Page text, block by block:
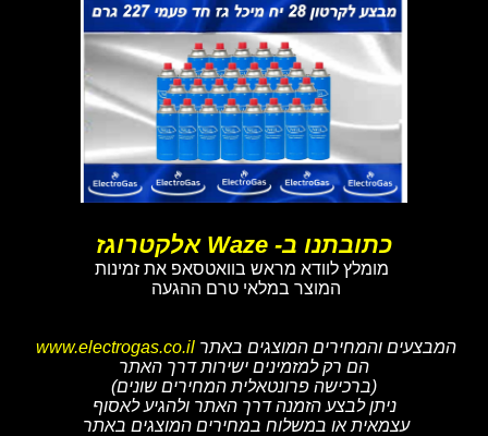
כתובתנו ב- Waze אלקטרוגז
מומלץ לוודא מראש בוואטסאפ את זמינות
המוצר במלאי טרם ההגעה
המבצעים והמחירים המוצגים באתר www.electrogas.co.il
הם רק למזמינים ישירות דרך האתר
(ברכישה פרונטאלית המחירים שונים)
ניתן לבצע הזמנה דרך האתר ולהגיע לאסוף
עצמאית או במשלוח במחירים המוצגים באתר